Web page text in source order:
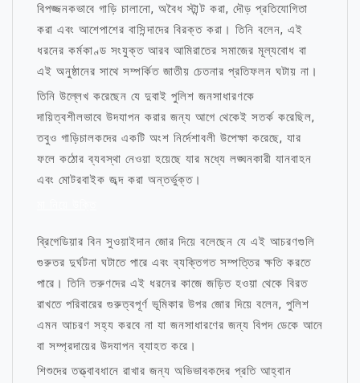
বিপজ্জনকভাবে গাড়ি চালানো, অবৈধ স্টান্ট করা, দৌড় প্রতিযোগিতা
করা এবং আশেপাশের বাসিন্দাদের বিরক্ত করা। তিনি বলেন, এই
ধরনের কর্মকাণ্ড সংযুক্ত আরব আমিরাতের সমাজের মূল্যবোধ বা
এই অনুষ্ঠানের সাথে সম্পর্কিত জাতীয় চেতনার প্রতিফলন ঘটায় না।
তিনি উল্লেখ করেছেন যে দুবাই পুলিশ জনসাধারণকে
দায়িত্বশীলভাবে উদযাপন করার জন্য আগে থেকেই সতর্ক করেছিল,
তবুও গাড়িচালকদের একটি অংশ নির্দেশাবলী উপেক্ষা করেছে, যার
ফলে কঠোর ব্যবস্থা নেওয়া হয়েছে যার মধ্যে লঙ্ঘনকারী যানবাহন
এবং মোটরবাইক জব্দ করা অন্তর্ভুক্ত।
ব্রিগেডিয়ার বিন সুওয়াইদান জোর দিয়ে বলেছেন যে এই আচরণগুলি
গুরুতর দুর্ঘটনা ঘটাতে পারে এবং ব্যক্তিগত সম্পত্তির ক্ষতি করতে
পারে। তিনি তরুণদের এই ধরনের কাজে জড়িত হওয়া থেকে বিরত
রাখতে পরিবারের গুরুত্বপূর্ণ ভূমিকার উপর জোর দিয়ে বলেন, পুলিশ
এমন আচরণ সহ্য করবে না যা জনসাধারণের জন্য বিপদ ডেকে আনে
বা সম্প্রদায়ের উদযাপন ব্যাহত করে।
শিশুদের তত্ত্বাবধানে রাখার জন্য অভিভাবকদের প্রতি আহ্বান